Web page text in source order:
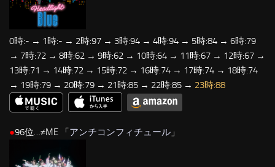
0時:- → 1時:- → 2時:97 → 3時:94 → 4時:94 → 5時:84 → 6時:79
→ 7時:72 → 8時:62 → 9時:62 → 10時:64 → 11時:67 → 12時:67 →
13時:71 → 14時:72 → 15時:72 → 16時:74 → 17時:74 → 18時:74
→ 19時:79 → 20時:79 → 21時:85 → 22時:85 → 23時:88
●96位…≠ME 「アンチコンフィチュール 」